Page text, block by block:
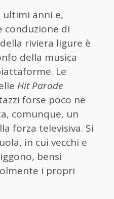
ultimi anni e,
conduzione di
della riviera ligure è
della musica
Le
Hit Parade
forse poco ne
comunque, un
forza televisiva. Si
in cui vecchi e
bensì
i propri